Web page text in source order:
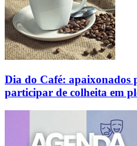
Dia do Café: apaixonados
participar de colheita em